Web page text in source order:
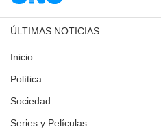
ÚLTIMAS NOTICIAS
Inicio
Política
Sociedad
Series y Películas